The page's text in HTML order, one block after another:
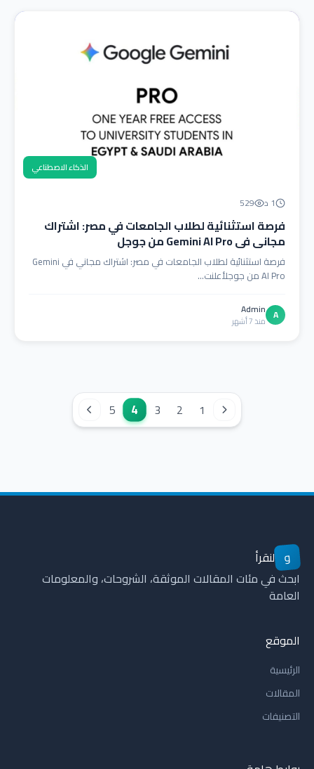
الذكاء الاصطناعي
1 د 529
فرصة استثنائية لطلاب الجامعات في مصر: اشتراك
مجاني في Gemini AI Pro من جوجل
فرصة استثنائية لطلاب الجامعات في مصر: اشتراك مجاني في Gemini
AI Pro من جوجلأعلنت...
A
Admin
منذ 7 أشهر
1
2
3
4
5
و لنقرأ
ابحث في مئات المقالات الموثقة، الشروحات، والمعلومات
العامة
الموقع
الرئيسية
المقالات
التصنيفات